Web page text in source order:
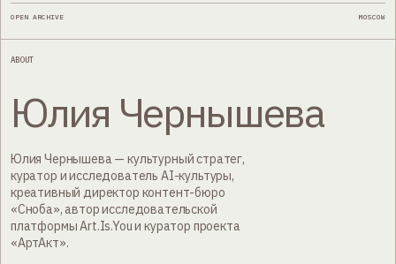
OPEN ARCHIVE MOSCOW
ABOUT
Юлия Чернышева
Юлия Чернышева — культурный стратег,
куратор и исследователь AI-культуры,
креативный директор контент-бюро
«Сноба», автор исследовательской
платформы Art.Is.You и куратор проекта
«АртАкт».